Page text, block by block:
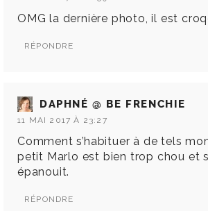
OMG la dernière photo, il est
RÉPONDRE
DAPHNÉ @ BE FRENCHIE
11 MAI 2017 À 23:27
Comment s’habituer à de tels
petit Marlo est bien trop chou et
épanouit.
RÉPONDRE